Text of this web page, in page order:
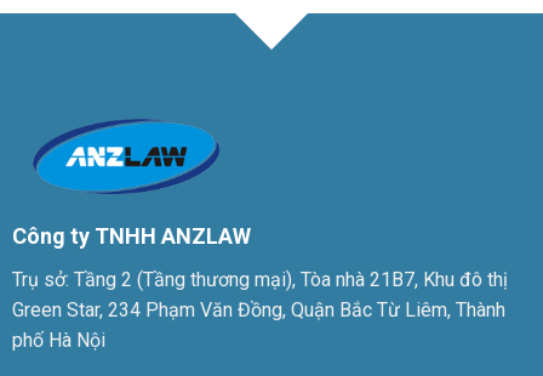
Công ty TNHH ANZLAW
Trụ sở: Tầng 2 (Tầng thương mại), Tòa nhà 21B7, Khu đô thị
Green Star, 234 Phạm Văn Đồng, Quận Bắc Từ Liêm, Thành
phố Hà Nội